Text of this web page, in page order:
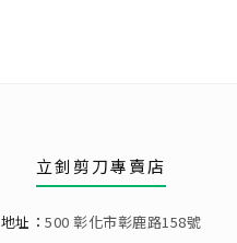
立釗剪刀專賣店
地址：500 彰化市彰鹿路158號